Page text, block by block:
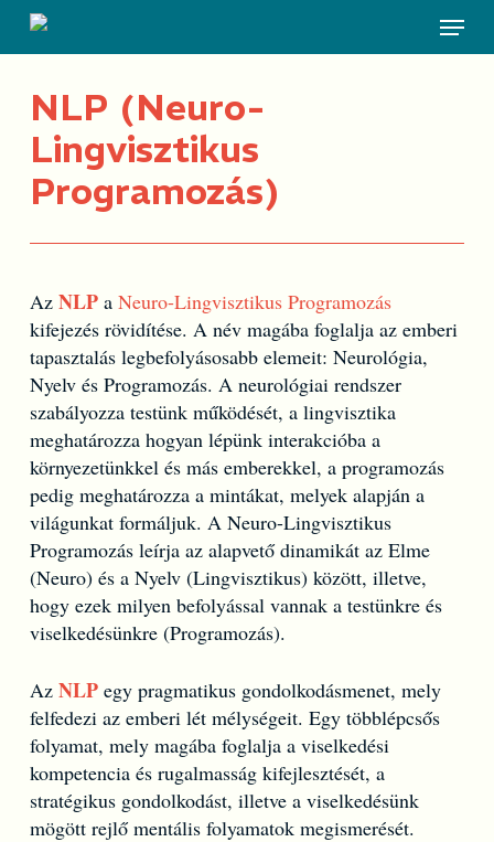
Skip
content
Menu
NLP (Neuro-
Lingvisztikus
Programozás)
Az NLPa Neuro-Lingvisztikus Programozás
kifejezés rövidítése. A név magába foglalja az emberi
tapasztalás legbefolyásosabb elemeit: Neurológia,
Nyelv és Programozás. A neurológiai rendszer
szabályozza testünk működését, a lingvisztika
meghatározza hogyan lépünk interakcióba a
környezetünkkel és más emberekkel, a programozás
pedig meghatározza a mintákat, melyek alapján a
világunkat formáljuk. A Neuro-Lingvisztikus
Programozás leírja az alapvető dinamikát az Elme
(Neuro) és a Nyelv (Lingvisztikus) között, illetve,
hogy ezek milyen befolyással vannak a testünkre és
viselkedésünkre (Programozás).
Az NLPegy pragmatikus gondolkodásmenet, mely
felfedezi az emberi lét mélységeit. Egy többlépcsős
folyamat, mely magába foglalja a viselkedési
kompetencia és rugalmasság kifejlesztését, a
stratégikus gondolkodást, illetve a viselkedésünk
mögött rejlő mentális folyamatok megismerését.